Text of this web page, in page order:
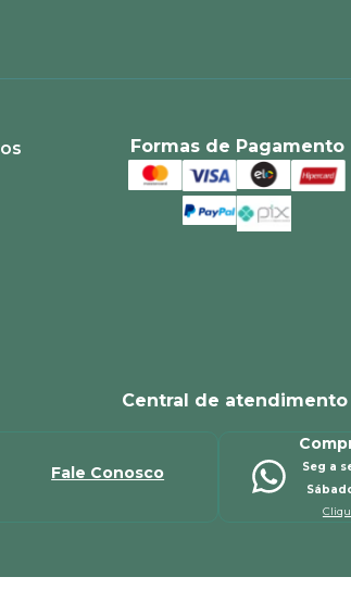
Formas de Pagamento
Central de atendimento
Fale Conosco
Seg a